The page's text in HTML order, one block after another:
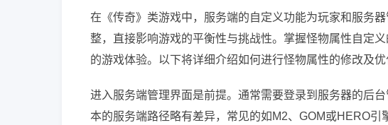
在《传奇》类游戏中，服务端的自定义功能为玩家和服务
整，直接影响游戏的平衡性与挑战性。掌握怪物属性自定
的游戏体验。以下将详细介绍如何进行怪物属性的修改及优
进入服务端管理界面是前提。通常需要登录到服务器的后
本的服务端路径略有差异，常见的如M2、GOM或HERO引